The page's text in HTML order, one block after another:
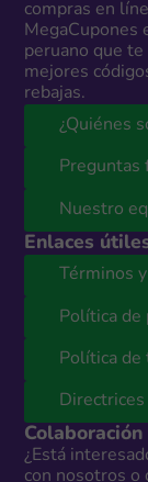
compras en
MegaCupones
peruano que
mejores
rebajas.
¿Quiénes
Preguntas
Nuestro
Enlaces
Términos
Política de
Política de
¿Está
con nosotros o